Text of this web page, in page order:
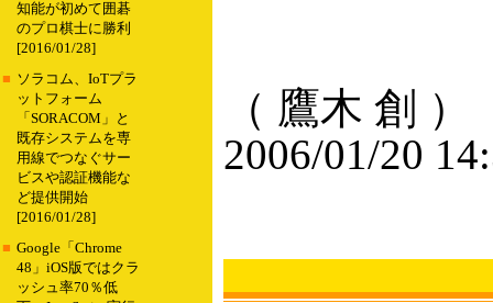
知能が初めて囲碁
のプロ棋士に勝利
[2016/01/28]
■ ソラコム、IoTプラ
ットフォーム
「SORACOM」と
既存システムを専
用線でつなぐサー
ビスや認証機能な
ど提供開始
[2016/01/28]
■ Google「Chrome
48」iOS版ではクラ
ッシュ率70％低
（ 鷹木 創 ）
2006/01/20